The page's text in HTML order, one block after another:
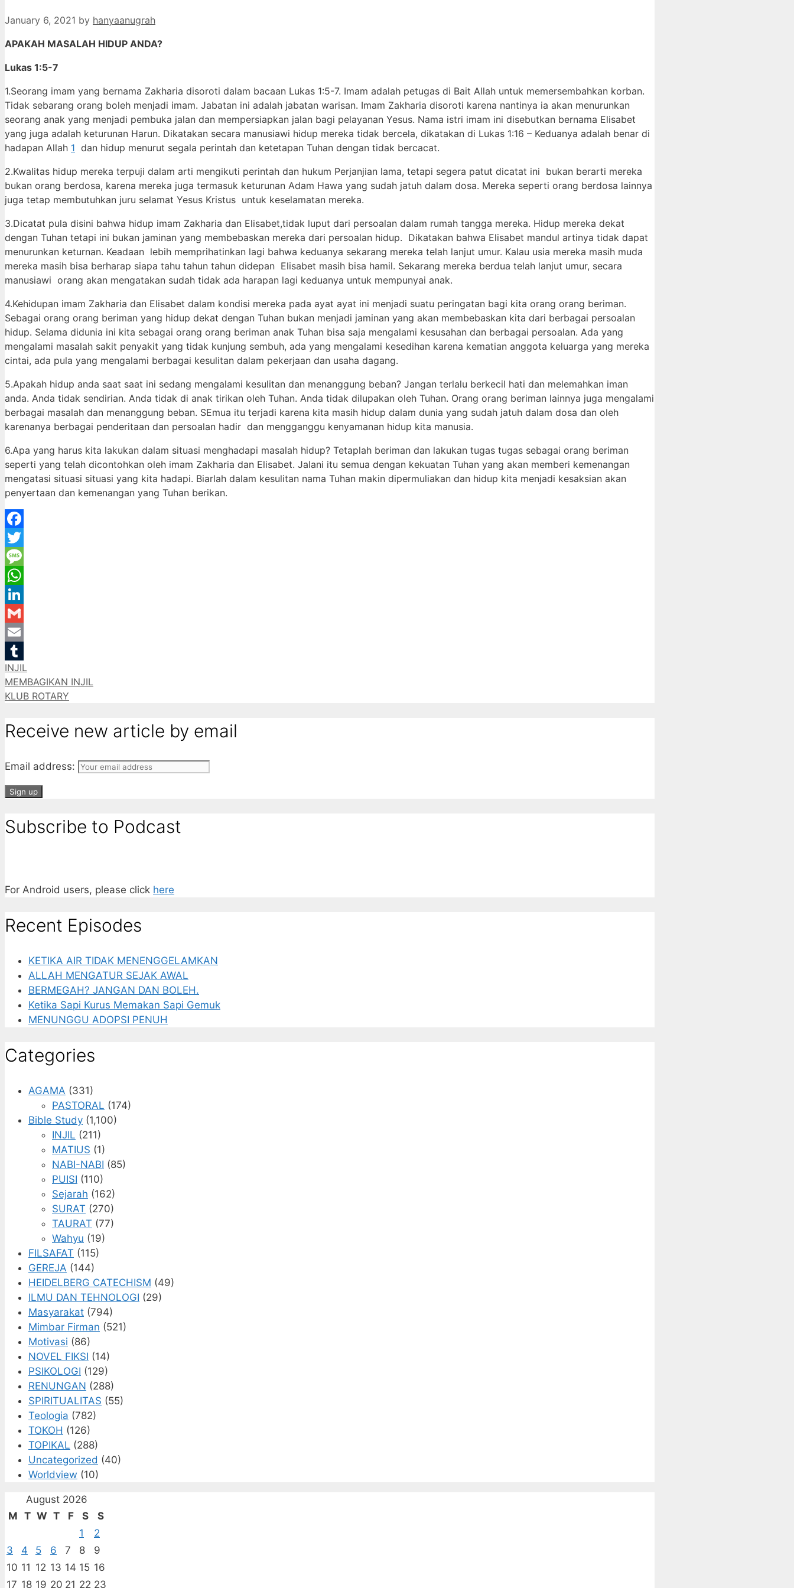
January 6, 2021 by hanyaanugrah
APAKAH MASALAH HIDUP ANDA?
Lukas 1:5-7
1.Seorang imam yang bernama Zakharia disoroti dalam bacaan Lukas 1:5-7. Imam adalah petugas di Bait Allah untuk memersembahkan korban.
Tidak sebarang orang boleh menjadi imam. Jabatan ini adalah jabatan warisan. Imam Zakharia disoroti karena nantinya ia akan menurunkan
seorang anak yang menjadi pembuka jalan dan mempersiapkan jalan bagi pelayanan Yesus. Nama istri imam ini disebutkan bernama Elisabet
yang juga adalah keturunan Harun. Dikatakan secara manusiawi hidup mereka tidak bercela, dikatakan di Lukas 1:16 – Keduanya adalah benar di
hadapan Allah 1 dan hidup menurut segala perintah dan ketetapan Tuhan dengan tidak bercacat.
2.Kwalitas hidup mereka terpuji dalam arti mengikuti perintah dan hukum Perjanjian lama, tetapi segera patut dicatat ini bukan berarti mereka
bukan orang berdosa, karena mereka juga termasuk keturunan Adam Hawa yang sudah jatuh dalam dosa. Mereka seperti orang berdosa lainnya
juga tetap membutuhkan juru selamat Yesus Kristus untuk keselamatan mereka.
3.Dicatat pula disini bahwa hidup imam Zakharia dan Elisabet,tidak luput dari persoalan dalam rumah tangga mereka. Hidup mereka dekat
dengan Tuhan tetapi ini bukan jaminan yang membebaskan mereka dari persoalan hidup. Dikatakan bahwa Elisabet mandul artinya tidak dapat
menurunkan keturnan. Keadaan lebih memprihatinkan lagi bahwa keduanya sekarang mereka telah lanjut umur. Kalau usia mereka masih muda
mereka masih bisa berharap siapa tahu tahun tahun didepan Elisabet masih bisa hamil. Sekarang mereka berdua telah lanjut umur, secara
manusiawi orang akan mengatakan sudah tidak ada harapan lagi keduanya untuk mempunyai anak.
4.Kehidupan imam Zakharia dan Elisabet dalam kondisi mereka pada ayat ayat ini menjadi suatu peringatan bagi kita orang orang beriman.
Sebagai orang orang beriman yang hidup dekat dengan Tuhan bukan menjadi jaminan yang akan membebaskan kita dari berbagai persoalan
hidup. Selama didunia ini kita sebagai orang orang beriman anak Tuhan bisa saja mengalami kesusahan dan berbagai persoalan. Ada yang
mengalami masalah sakit penyakit yang tidak kunjung sembuh, ada yang mengalami kesedihan karena kematian anggota keluarga yang mereka
cintai, ada pula yang mengalami berbagai kesulitan dalam pekerjaan dan usaha dagang.
5.Apakah hidup anda saat saat ini sedang mengalami kesulitan dan menanggung beban? Jangan terlalu berkecil hati dan melemahkan iman
anda. Anda tidak sendirian. Anda tidak di anak tirikan oleh Tuhan. Anda tidak dilupakan oleh Tuhan. Orang orang beriman lainnya juga mengalami
berbagai masalah dan menanggung beban. SEmua itu terjadi karena kita masih hidup dalam dunia yang sudah jatuh dalam dosa dan oleh
karenanya berbagai penderitaan dan persoalan hadir dan mengganggu kenyamanan hidup kita manusia.
6.Apa yang harus kita lakukan dalam situasi menghadapi masalah hidup? Tetaplah beriman dan lakukan tugas tugas sebagai orang beriman
seperti yang telah dicontohkan oleh imam Zakharia dan Elisabet. Jalani itu semua dengan kekuatan Tuhan yang akan memberi kemenangan
mengatasi situasi situasi yang kita hadapi. Biarlah dalam kesulitan nama Tuhan makin dipermuliakan dan hidup kita menjadi kesaksian akan
penyertaan dan kemenangan yang Tuhan berikan.
Facebook
Twitter
Message
WhatsApp
LinkedIn
Gmail
Email
Tumblr
Categories
INJIL
MEMBAGIKAN INJIL
KLUB ROTARY
Receive new article by email
Email address:
Subscribe to Podcast
For Android users, please click here
Recent Episodes
KETIKA AIR TIDAK MENENGGELAMKAN
ALLAH MENGATUR SEJAK AWAL
BERMEGAH? JANGAN DAN BOLEH.
Ketika Sapi Kurus Memakan Sapi Gemuk
MENUNGGU ADOPSI PENUH
Categories
AGAMA (331)
PASTORAL (174)
Bible Study (1,100)
INJIL (211)
MATIUS (1)
NABI-NABI (85)
PUISI (110)
Sejarah (162)
SURAT (270)
TAURAT (77)
Wahyu (19)
FILSAFAT (115)
GEREJA (144)
HEIDELBERG CATECHISM (49)
ILMU DAN TEHNOLOGI (29)
Masyarakat (794)
Mimbar Firman (521)
Motivasi (86)
NOVEL FIKSI (14)
PSIKOLOGI (129)
RENUNGAN (288)
SPIRITUALITAS (55)
Teologia (782)
TOKOH (126)
TOPIKAL (288)
Uncategorized (40)
Worldview (10)
August 2026
M T W T F S
S
1
2
3
4 5 6 7 8
9
10 11 12 13 14 15 16
17 18 19 20 21 22 23